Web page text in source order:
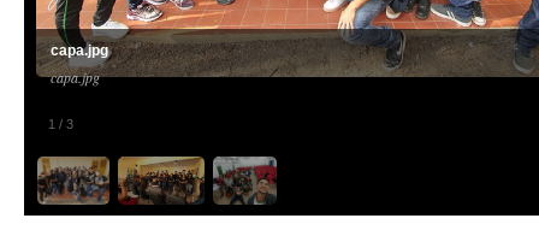
1 / 3
capa.jpg
capa.jpg